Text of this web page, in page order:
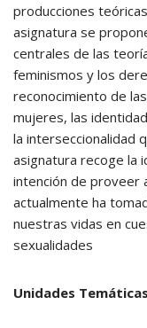
producciones
asignatura se
centrales de las
feminismos y los
reconocimiento de
mujeres, las
la interseccionalidad
asignatura recoge la
intención de proveer
actualmente ha
nuestras vidas en
sexualidades
Unidades